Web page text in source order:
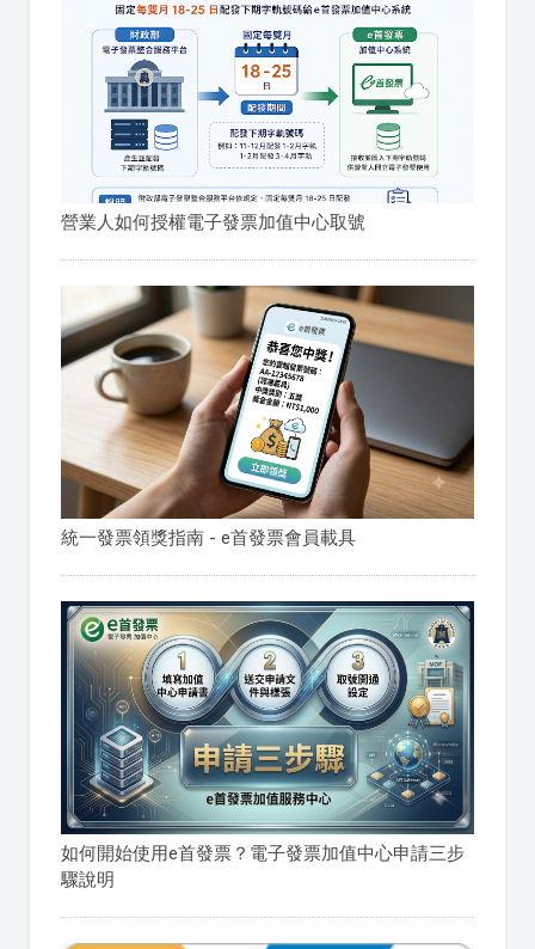
營業人如何授權電子發票加值中心取號
統一發票領獎指南 - e首發票會員載具
如何開始使用e首發票？電子發票加值中心申請三步
驟說明